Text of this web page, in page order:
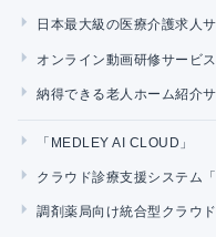
日本最大級の医療介護求人
オンライン動画研修サービ
納得できる老人ホーム紹介
「MEDLEY AI CLOUD」
クラウド診療支援システム
調剤薬局向け統合型クラウ